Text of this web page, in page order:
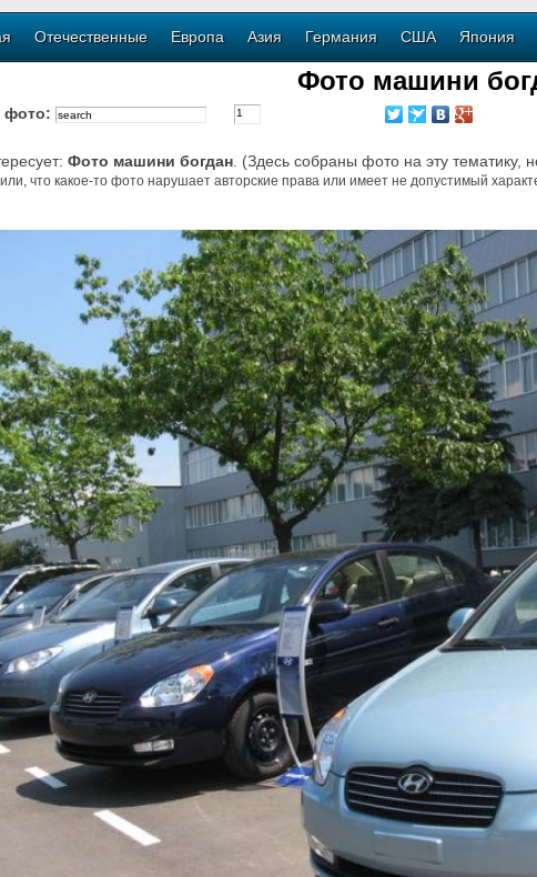
Отечественные Европа Азия Германия США Япония
Фото машини
фото:
Фото машини богдан . (Здесь собраны фото на эту тематику,
что какое-то фото нарушает авторские права или имеет не допустимый